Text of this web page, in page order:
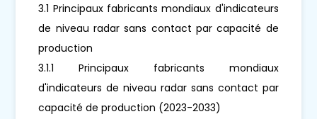
3.1 Principaux fabricants mondiaux d'indicateurs
de niveau radar sans contact par capacité de
production
3.1.1 Principaux fabricants mondiaux
d'indicateurs de niveau radar sans contact par
capacité de production (2023-2033)